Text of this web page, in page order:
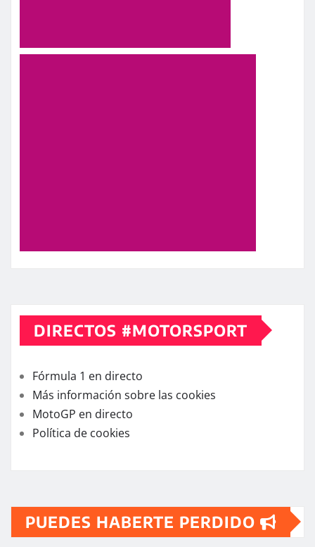
DIRECTOS #MOTORSPORT
Fórmula 1 en directo
Más información sobre las cookies
MotoGP en directo
Política de cookies
PUEDES HABERTE PERDIDO